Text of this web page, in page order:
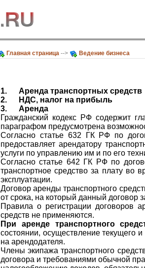
Главная страница --> Ведение бизнеса
1.
Аренда транспортных средств
2.
НДС, налог на прибыль
3.
Аренда
Гражданский кодекс РФ содержит
параграфом предусмотрена
Согласно статье 632 ГК РФ по
предоставляет арендатору
услуги по управлению им и по его
Согласно статье 642 ГК РФ по
транспортное средство за плату во
эксплуатации.
Договор аренды транспортного
от срока, на который данный договор
Правила о регистрации договоров
средств не применяются.
При аренде транспортного
состоянии, осуществление текущего
на арендодателя.
Члены экипажа транспортного
договора и требованиями обычной